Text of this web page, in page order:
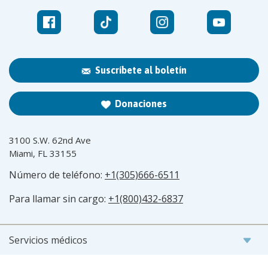
Suscríbete al boletín
Donaciones
3100 S.W. 62nd Ave
Miami, FL 33155
Número de teléfono: +1(305)666-6511
Para llamar sin cargo: +1(800)432-6837
Servicios médicos